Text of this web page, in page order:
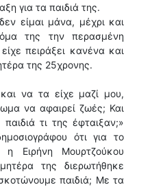
για τα παιδιά της.
είμαι μάνα, μέχρι και
της την περασμένη
πειράξει κανένα και
της 25χρονης.
να τα είχε μαζί μου,
να αφαιρεί ζωές; Και
τι της έφταιξαν;»
ότι για το
Ειρήνη Μουρτζούκου
της διερωτήθηκε
παιδιά; Με τα